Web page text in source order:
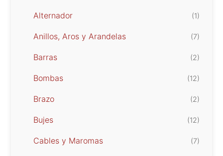
Alternador (1)
Anillos, Aros y Arandelas (7)
Barras (2)
Bombas (12)
Brazo (2)
Bujes (12)
Cables y Maromas (7)